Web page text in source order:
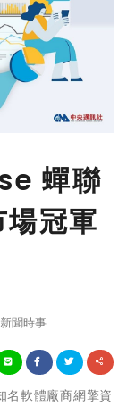
蟬聯
冠軍
新聞時事
軟體廠商網擎資